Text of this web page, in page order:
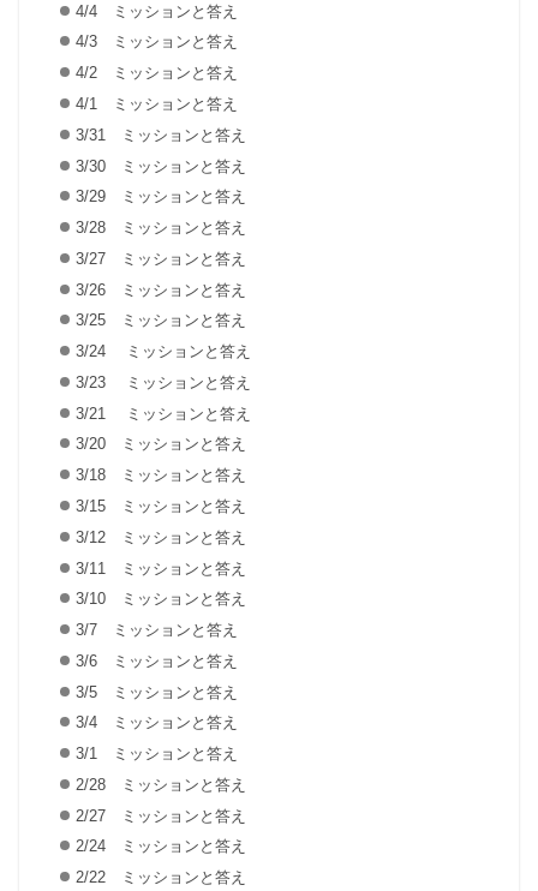
4/4 ミッションと答え
4/3 ミッションと答え
4/2 ミッションと答え
4/1 ミッションと答え
3/31 ミッションと答え
3/30 ミッションと答え
3/29 ミッションと答え
3/28 ミッションと答え
3/27 ミッションと答え
3/26 ミッションと答え
3/25 ミッションと答え
3/24 ミッションと答え
3/23 ミッションと答え
3/21 ミッションと答え
3/20 ミッションと答え
3/18 ミッションと答え
3/15 ミッションと答え
3/12 ミッションと答え
3/11 ミッションと答え
3/10 ミッションと答え
3/7 ミッションと答え
3/6 ミッションと答え
3/5 ミッションと答え
3/4 ミッションと答え
3/1 ミッションと答え
2/28 ミッションと答え
2/27 ミッションと答え
2/24 ミッションと答え
2/22 ミッションと答え